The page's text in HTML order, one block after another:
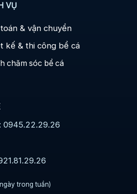
VỤ
& vận chuyển
kế & thi công bể cá
chăm sóc bể cá
0945.22.29.26
trong tuần)